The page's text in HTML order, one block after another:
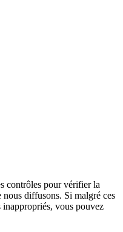
contrôles pour vérifier la
diffusons. Si malgré ces
inappropriés, vous pouvez